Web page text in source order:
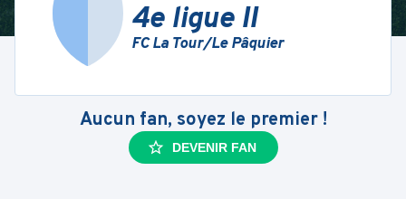
4e ligue II
FC La Tour/Le Pâquier
Aucun fan, soyez le premier !
DEVENIR FAN